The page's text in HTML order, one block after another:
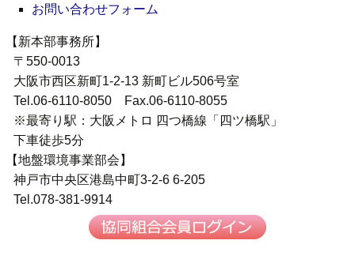
お問い合わせフォーム
【新本部事務所】
〒550-0013
大阪市西区新町1-2-13 新町ビル506号室
Tel.06-6110-8050 Fax.06-6110-8055
※最寄り駅：大阪メトロ 四つ橋線「四ツ橋駅」
下車徒歩5分
【地盤環境事業部会】
神戸市中央区港島中町3-2-6 6-205
Tel.078-381-9914